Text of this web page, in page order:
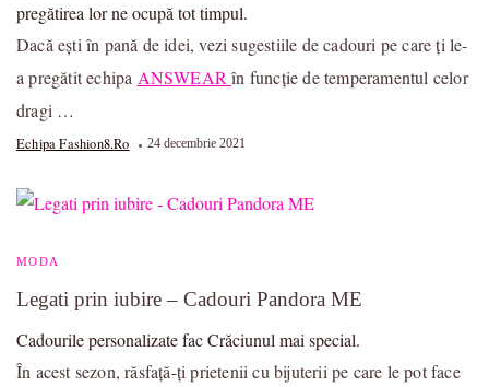
pregătirea lor ne ocupă tot timpul.
Dacă ești în pană de idei, vezi sugestiile de cadouri pe care ți le-
a pregătit echipa ANSWEARîn funcție de temperamentul celor
dragi …
Echipa Fashion8.ro 24 decembrie 2021
MODA
Legati prin iubire – Cadouri Pandora ME
Cadourile personalizate fac Crăciunul mai special.
În acest sezon, răsfață-ți prietenii cu bijuterii pe care le pot face